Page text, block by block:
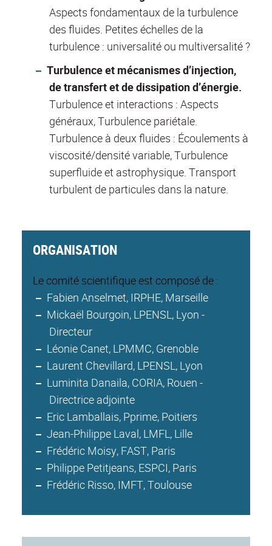
Aspects fondamentaux de la turbulence
des fluides. Petites échelles de la
turbulence : universalité ou multiversalité ?
Turbulence et mécanismes d’injection,
de transfert et de dissipation d’énergie.
Turbulence et interactions : Aspects
généraux, Turbulence pariétale.
Turbulence à deux fluides : Écoulements à
viscosité/densité variable, Turbulence
superfluide et astrophysique. Transport
turbulent de particules dans la nature.
ORGANISATION
Le comité scientifique est composé de :
Fabien Anselmet, IRPHE, Marseille
Mickaël Bourgoin, LPENSL, Lyon -
Directeur
Léonie Canet, LPMMC, Grenoble
Laurent Chevillard, LPENSL, Lyon
Luminita Danaila, CORIA, Rouen -
Directrice adjointe
Eric Lamballais, Pprime, Poitiers
Jean-Philippe Laval, LMFL, Lille
Frédéric Moisy, FAST, Paris
Philippe Petitjeans, ESPCI, Paris
Frédéric Risso, IMFT, Toulouse